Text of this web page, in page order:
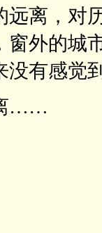
远离，对
窗外的城
没有感觉
……